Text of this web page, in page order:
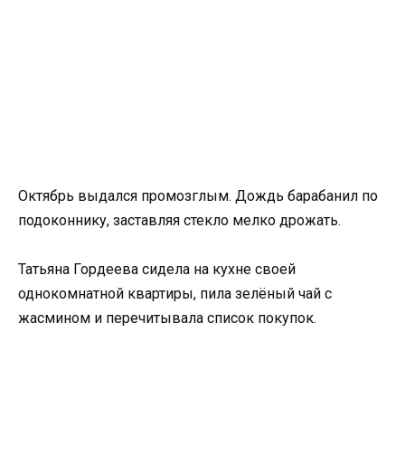
Октябрь выдался промозглым. Дождь барабанил по
подоконнику, заставляя стекло мелко дрожать.
Татьяна Гордеева сидела на кухне своей
однокомнатной квартиры, пила зелёный чай с
жасмином и перечитывала список покупок.